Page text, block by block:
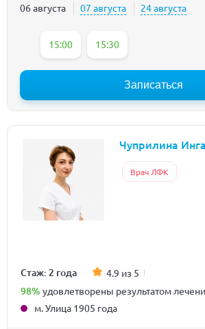
06 августа 07 августа 24 августа
15:00 15:30
Записаться
Чуприлина
Врач ЛФК
Стаж: 2 года 4.9 из 5
98% удовлетворены результатом
м. Улица 1905 года